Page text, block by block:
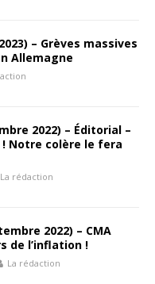
– Grèves massives
Allemagne
2022) – Éditorial –
Notre colère le fera
La rédaction
2022) – CMA
de l’inflation !
La rédaction